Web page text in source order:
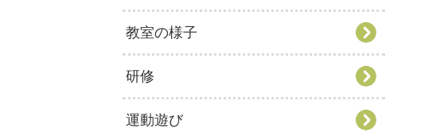
教室の様子
研修
運動遊び